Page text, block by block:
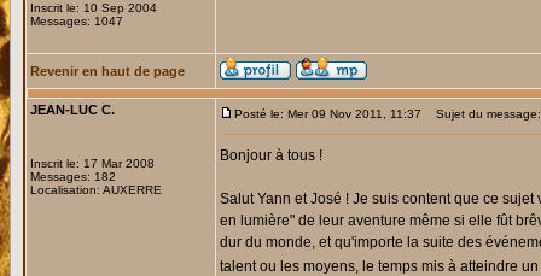
Inscrit le: 10 Sep 2004
Messages: 1047
Revenir en haut de page
JEAN-LUC C.
Inscrit le: 17 Mar 2008
Messages: 182
Localisation: AUXERRE
Posté le: Mer 09 Nov 2011, 11:37 Sujet du
Bonjour à tous !
Salut Yann et José ! Je suis content que ce
en lumière" de leur aventure même si elle fût
dur du monde, et qu'importe la suite des
talent ou les moyens, le temps mis à atteindre